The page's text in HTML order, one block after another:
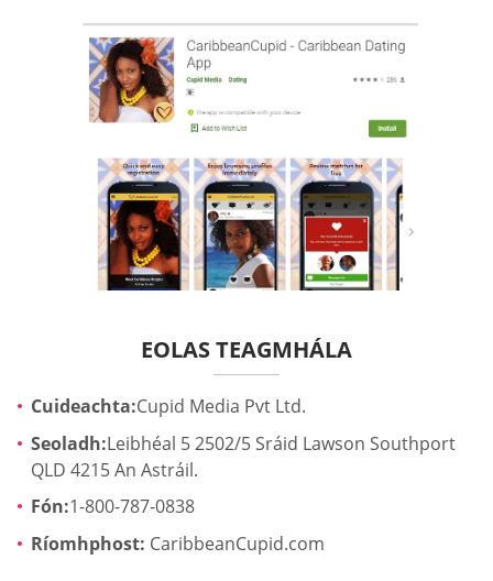
EOLAS TEAGMHÁLA
Cuideachta:Cupid Media Pvt Ltd.
Seoladh:Leibhéal 5 2502/5 Sráid Lawson Southport
QLD 4215 An Astráil.
Fón:1-800-787-0838
Ríomhphost: CaribbeanCupid.com